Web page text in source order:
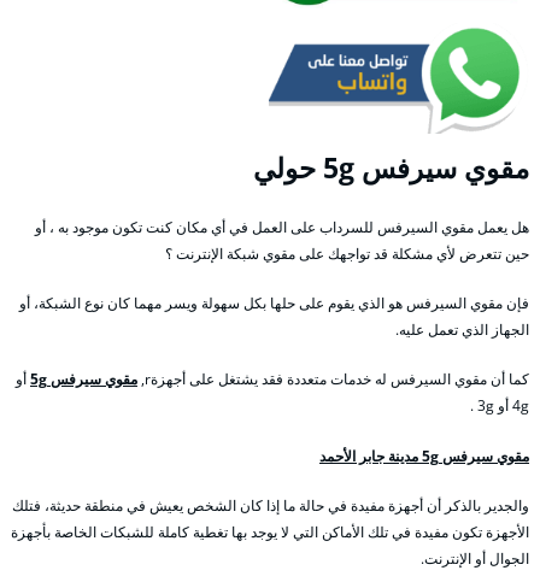
مقوي سيرفس 5g حولي
هل يعمل مقوي السيرفس للسرداب على العمل في أي مكان كنت تكون موجود به ، أو
حين تتعرض لأي مشكلة قد تواجهك على مقوي شبكة الإنترنت ؟
فإن مقوي السيرفس هو الذي يقوم على حلها بكل سهولة ويسر مهما كان نوع الشبكة، أو
الجهاز الذي تعمل عليه.
كما أن مقوي السيرفس له خدمات متعددة فقد يشتغل على أجهزةr, مقوي سيرفس 5g
أو
4g أو 3g .
مقوي سيرفس 5g مدينة جابر الأحمد
والجدير بالذكر أن أجهزة مفيدة في حالة ما إذا كان الشخص يعيش في منطقة حديثة، فتلك
الأجهزة تكون مفيدة في تلك الأماكن التي لا يوجد بها تغطية كاملة للشبكات الخاصة بأجهزة
الجوال أو الإنترنت.